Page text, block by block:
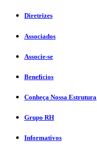
Diretrizes
Associados
Associe-se
Benefícios
Conheça Nossa Estrutura
Grupo RH
Informativos